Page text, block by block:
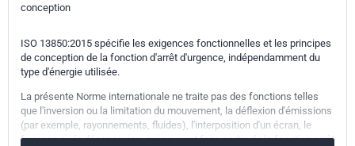
Indice de
Numéro de tirage 1
Parenté
internationale
ISO 13850:2015
conception
ISO 13850:2015 spécifie les exigences fonctionnelles et les principes
de conception de la fonction d'arrêt d'urgence, indépendamment du
type d'énergie utilisée.
La présente Norme internationale ne traite pas des fonctions telles
que l'inversion ou la limitation du mouvement, la déflexion d'émissions
(par exemple, rayonnements, fluides), l'interposition d'un écran, le
freinage ou la déconnexion, qui peuvent faire partie de la fonction arrêt